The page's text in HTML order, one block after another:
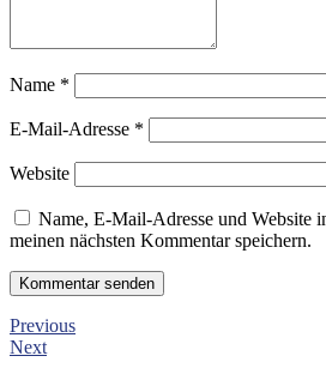
Name *
E-Mail-Adresse *
Website
Name, E-Mail-Adresse und Website
meinen nächsten Kommentar speichern.
Previous
Next